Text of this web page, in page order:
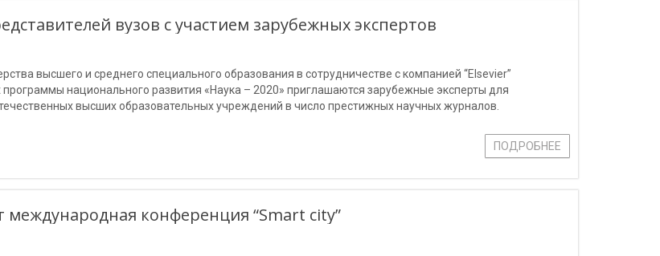
вузов с участием зарубежных экспертов
высшего и среднего специального образования в сотрудничестве с компанией “Elsevier”
национального развития «Наука – 2020» приглашаются зарубежные эксперты для
высших образовательных учреждений в число престижных научных журналов.
ПОДРОБНЕЕ
конференция “Smart city”